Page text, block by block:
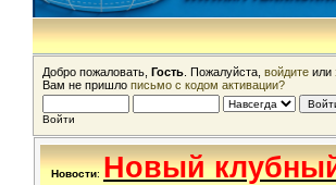
Добро пожаловать, Гость . Пожалуйста, войдите или
Вам не пришло письмо с кодом активации?
Войти
Новости: Новый